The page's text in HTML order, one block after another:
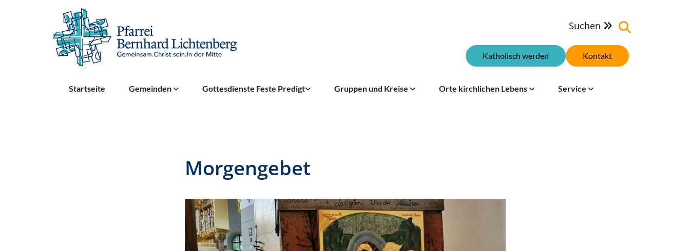
Suchen 
Kontakt
Katholisch werden
Startseite Gemeinden Gottesdienste Feste Predigt Gruppen und Kreise Orte kirchlichen Lebens Service
Morgengebet